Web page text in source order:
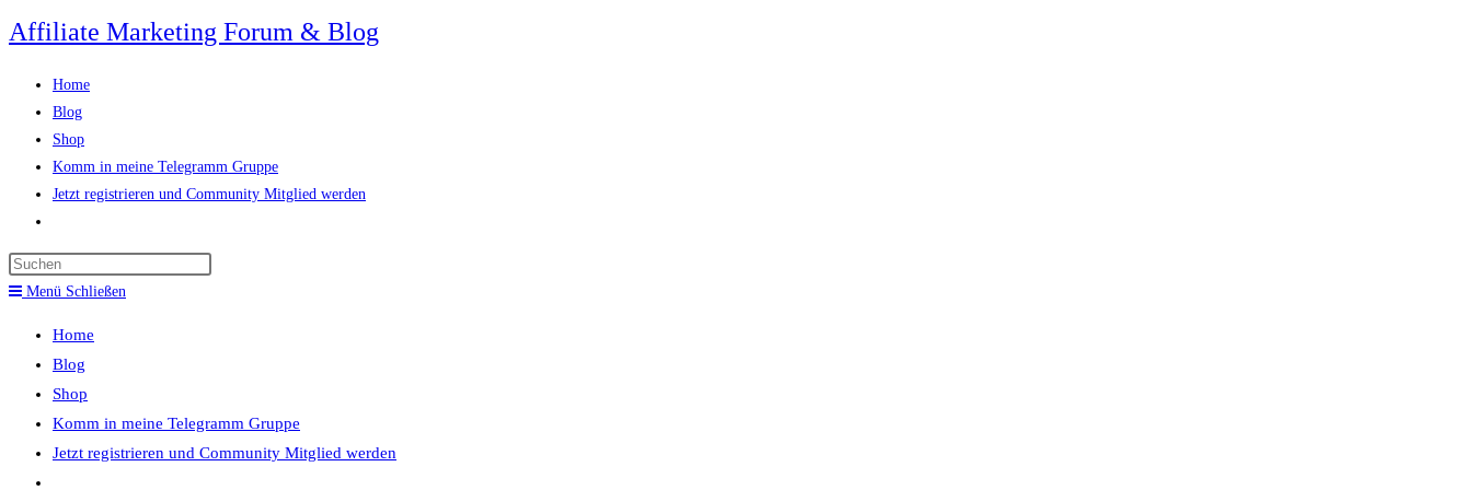
Zum
Inhalt
springen
Affiliate Marketing Forum & Blog
Home
Blog
Shop
Komm in meine Telegramm Gruppe
Jetzt registrieren und Community Mitglied werden
umschalten
panel.
Menü Schließen
Home
Blog
Shop
Komm in meine Telegramm Gruppe
Jetzt registrieren und Community Mitglied werden